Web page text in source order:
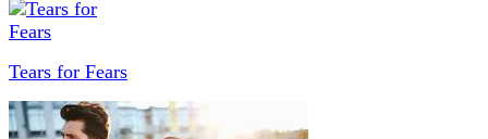
Tears for Fears